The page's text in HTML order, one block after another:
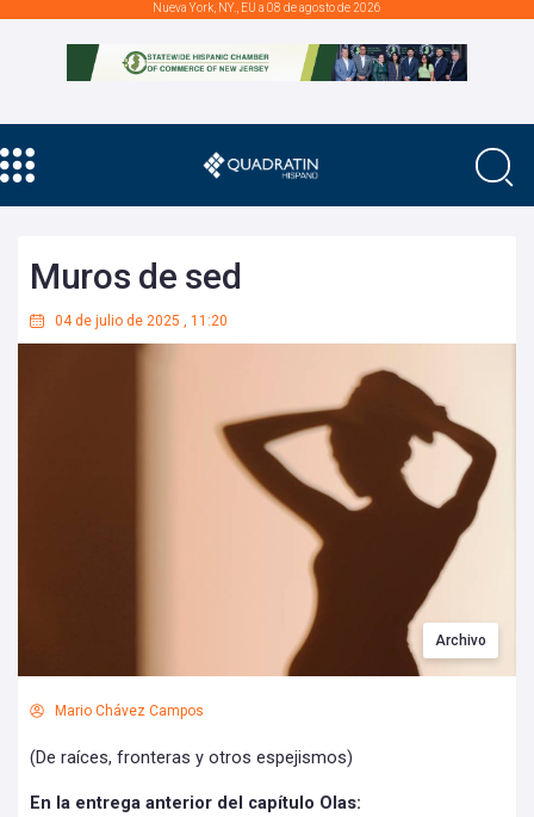
Nueva York, NY., EU a 08 de agosto de 2026
Muros de sed
04 de julio de 2025 , 11:20
Archivo
Mario Chávez Campos
(De raíces, fronteras y otros espejismos)
En la entrega anterior del capítulo Olas: